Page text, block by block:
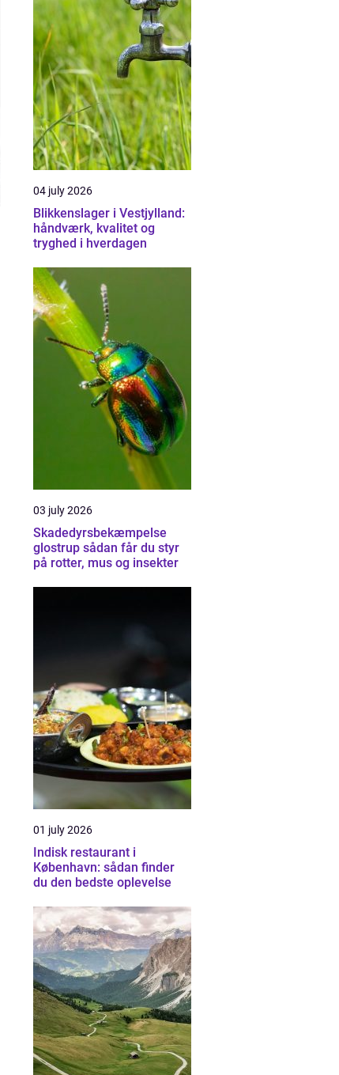
04 july 2026
Blikkenslager i Vestjylland:
håndværk, kvalitet og
tryghed i hverdagen
03 july 2026
Skadedyrsbekæmpelse
glostrup sådan får du styr
på rotter, mus og insekter
01 july 2026
Indisk restaurant i
København: sådan finder
du den bedste oplevelse